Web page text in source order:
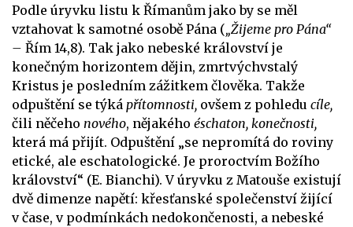
Podle úryvku listu k Římanům jako by se měl
vztahovat k samotné osobě Pána („Žijeme pro Pána“
– Řím 14,8). Tak jako nebeské království je
konečným horizontem dějin, zmrtvýchvstalý
Kristus je posledním zážitkem člověka. Takže
odpuštění se týká přítomnosti, ovšem z pohledu cíle,
čili něčeho nového, nějakého éschaton, konečnosti,
která má přijít. Odpuštění „se nepromítá do roviny
etické, ale eschatologické. Je proroctvím Božího
království“ (E. Bianchi). V úryvku z Matouše existují
dvě dimenze napětí: křesťanské společenství žijící
v čase, v podmínkách nedokončenosti, a nebeské